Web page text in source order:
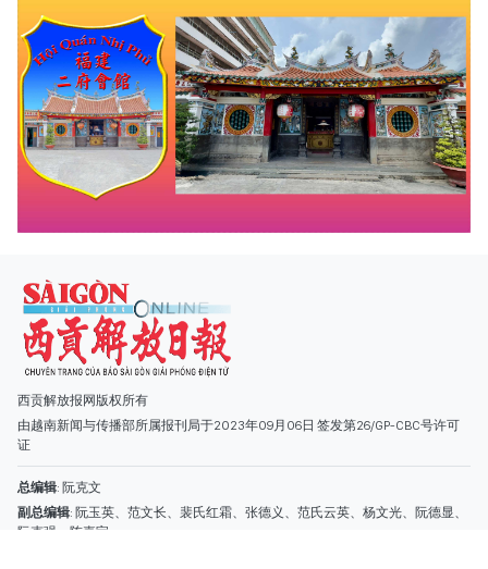
西贡解放报网版权所有
由越南新闻与传播部所属报刊局于2023年09月06日 签发第26/GP-CBC号许可
副总编辑: 阮玉英、范文长、裴氏红霜、张德义、范氏云英、杨文光、阮德显、
阮克强、陈嘉宝
主编: 阮玉英
社址: 胡志明市棋盘坊阮氏明开街432-434号
总台: (028) 39294091 - 转 060
热线: 096.558.1888
编辑部: (028) 39294092 - 转 060
电子信箱
广告部
(028) 38334185
quangcaohoavan09@gmail.com;